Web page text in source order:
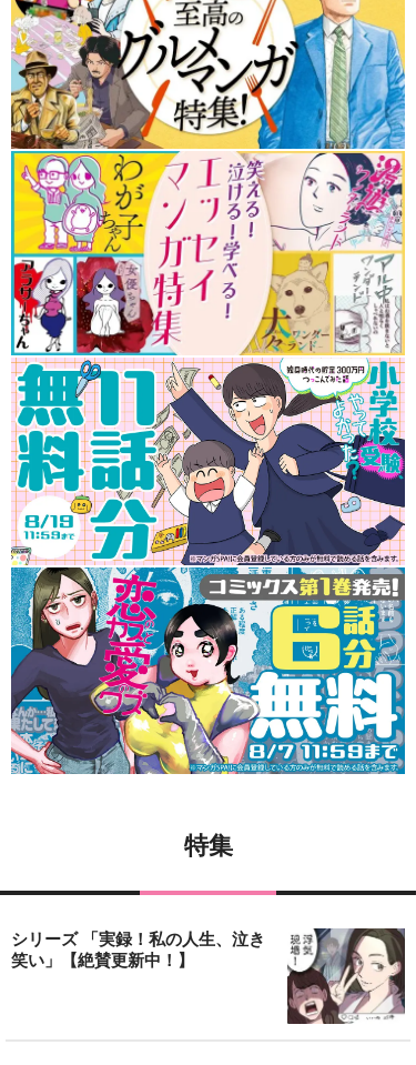
特集
シリーズ 「実録！私の人生、泣き
笑い」【絶賛更新中！】